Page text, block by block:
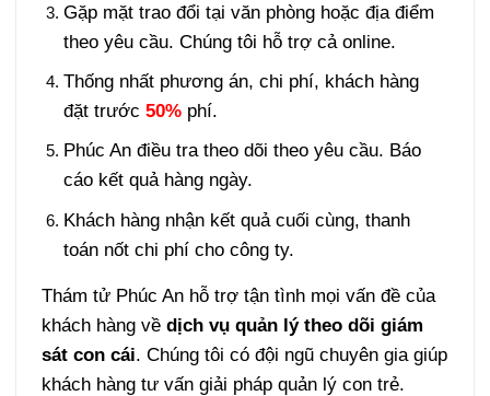
Gặp mặt trao đổi tại văn phòng hoặc địa điểm
theo yêu cầu. Chúng tôi hỗ trợ cả online.
Thống nhất phương án, chi phí, khách hàng
đặt trước 50%phí.
Phúc An điều tra theo dõi theo yêu cầu. Báo
cáo kết quả hàng ngày.
Khách hàng nhận kết quả cuối cùng, thanh
toán nốt chi phí cho công ty.
Thám tử Phúc An hỗ trợ tận tình mọi vấn đề của
khách hàng vềdịch vụ quản lý theo dõi giám
sát con cái. Chúng tôi có đội ngũ chuyên gia giúp
khách hàng tư vấn giải pháp quản lý con trẻ.